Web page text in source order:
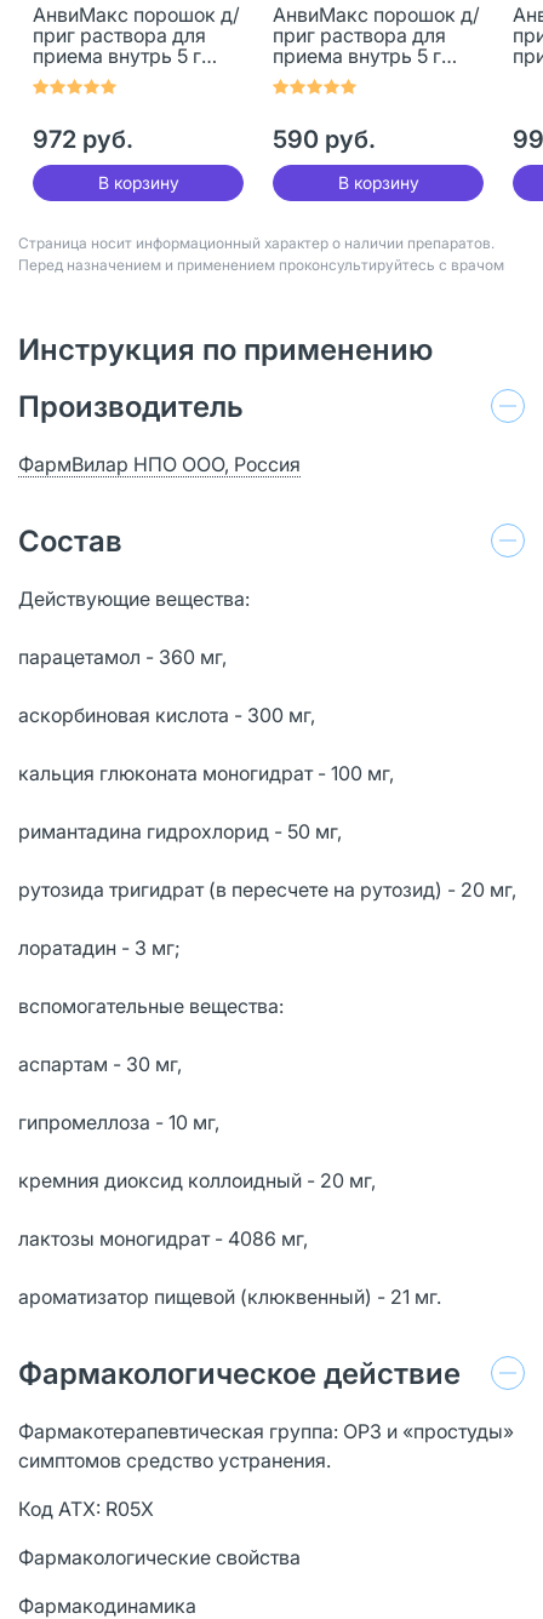
АнвиМакс порошок д/
приг раствора для
приема внутрь 5 г
лимон пак 24 шт
972 руб.
В корзину
АнвиМакс порошок д/
приг раствора для
приема внутрь 5 г
лимон с медом пак 12
шт
590 руб.
В корзину
Страница носит информационный характер о наличии препаратов.
Перед назначением и применением проконсультируйтесь с врачом
Инструкция по применению
Производитель
ФармВилар НПО ООО, Россия
Состав
Действующие вещества:
парацетамол - 360 мг,
аскорбиновая кислота - 300 мг,
кальция глюконата моногидрат - 100 мг,
римантадина гидрохлорид - 50 мг,
рутозида тригидрат (в пересчете на рутозид) - 20 мг,
лоратадин - 3 мг;
вспомогательные вещества:
аспартам - 30 мг,
гипромеллоза - 10 мг,
кремния диоксид коллоидный - 20 мг,
лактозы моногидрат - 4086 мг,
ароматизатор пищевой (клюквенный) - 21 мг.
Фармакологическое действие
Фармакотерапевтическая группа: ОРЗ и «простуды»
симптомов средство устранения.
Код ATX: R05X
Фармакологические свойства
Фармакодинамика